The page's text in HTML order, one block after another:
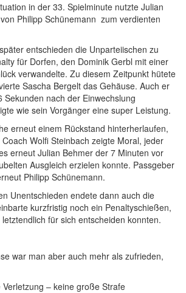
in der 33. Spielminute nutzte Julian
Philipp Schünemann zum verdienten
entschieden die Unparteiischen zu
für Dorfen, den Dominik Gerbl mit einer
verwandelte. Zu diesem Zeitpunkt hütete
Sascha Bergelt das Gehäuse. Auch er
Sekunden nach der Einwechslung
wie sein Vorgänger eine super Leistung.
erneut einem Rückstand hinterherlaufen,
Wolfi Steinbach zeigte Moral, jeder
erneut Julian Behmer der 7 Minuten vor
Ausgleich erzielen konnte. Passgeber
Philipp Schünemann.
Unentschieden endete dann auch die
kurzfristig noch ein Penaltyschießen,
für sich entscheiden konnten.
war man aber auch mehr als zufrieden,
– keine große Strafe